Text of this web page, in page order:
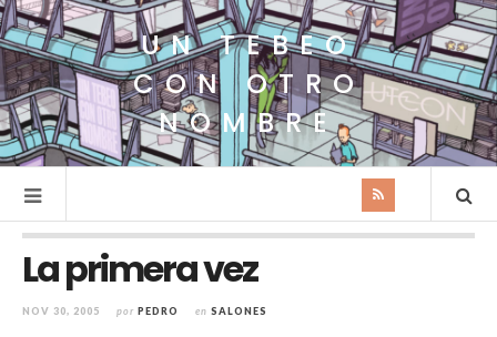
UN TEBEO
CON OTRO
NOMBRE
La primera vez
NOV 30, 2005 por PEDRO en SALONES